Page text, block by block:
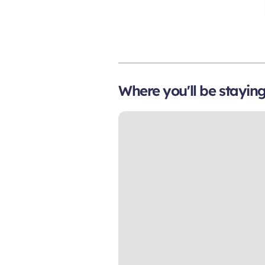
Where you'll be